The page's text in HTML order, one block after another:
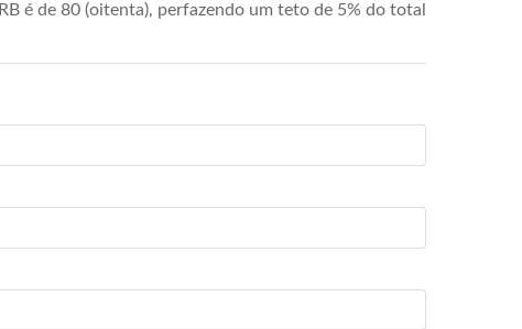
é de 80 (oitenta), perfazendo um teto de 5% do total